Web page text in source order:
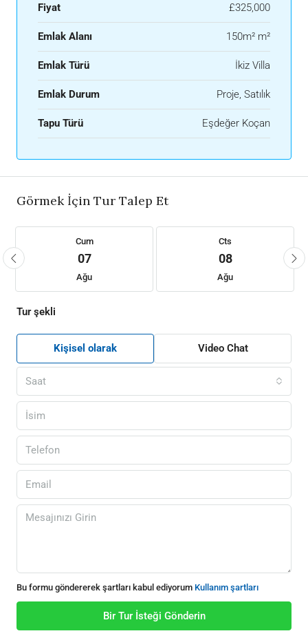
Fiyat £325,000
Emlak Alanı 150m² m²
Emlak Türü İkiz Villa
Emlak Durum Proje, Satılık
Tapu Türü Eşdeğer Koçan
Görmek İçin Tur Talep Et
Cum
07
Ağu
Cts
08
Ağu
Tur şekli
Kişisel olarak Video Chat
Saat
Bu formu göndererek şartları kabul ediyorum Kullanım şartları
Bir Tur İsteği Gönderin